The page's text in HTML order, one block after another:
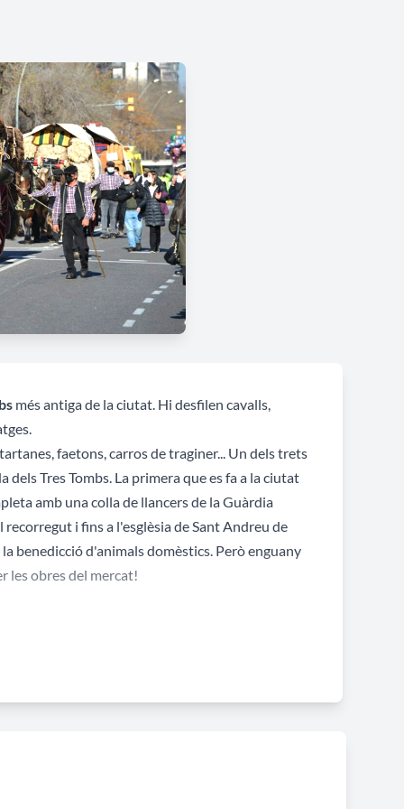
més antiga de la ciutat. Hi desfilen cavalls,
faetons, carros de traginer... Un dels trets
Tres Tombs. La primera que es fa a la ciutat
amb una colla de llancers de la Guàrdia
i fins a l'esglèsia de Sant Andreu de
benedicció d'animals domèstics. Però enguany
les obres del mercat!
A les 12.00 h es farà la benedicció dels
i passeig de Fabra i Puig. Els Tres Tombs es